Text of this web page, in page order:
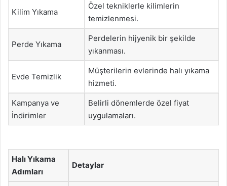
Kilim Yıkama
Özel tekniklerle kilimlerin
temizlenmesi.
Perde Yıkama
Perdelerin hijyenik bir şekilde
yıkanması.
Evde Temizlik
Müşterilerin evlerinde halı yıkama
hizmeti.
Kampanya ve
İndirimler
Belirli dönemlerde özel fiyat
uygulamaları.
Halı Yıkama
Adımları
Detaylar